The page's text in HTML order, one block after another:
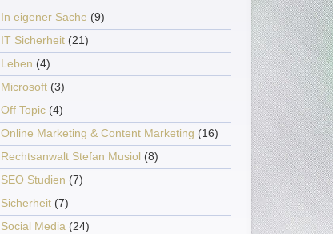
In eigener Sache (9)
IT Sicherheit (21)
Leben (4)
Microsoft (3)
Off Topic (4)
Online Marketing & Content Marketing (16)
Rechtsanwalt Stefan Musiol (8)
SEO Studien (7)
Sicherheit (7)
Social Media (24)